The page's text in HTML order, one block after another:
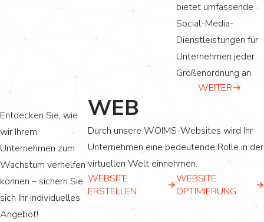
bietet umfassende
Social-Media-
Dienstleistungen für
Unternehmen jeder
Größenordnung an.
WEITER
Entdecken Sie, wie
wir Ihrem
Unternehmen zum
Wachstum verhelfen
können – sichern Sie
sich Ihr individuelles
Angebot!
WEB
Durch unsere WOIMS-Websites wird Ihr
Unternehmen eine bedeutende Rolle in der
virtuellen Welt einnehmen.
WEBSITE
ERSTELLEN
WEBSITE
OPTIMIERUNG